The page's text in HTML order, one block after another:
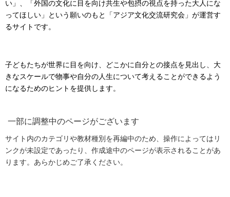
い」、「外国の文化に目を向け共生や包摂の視点を持った大人にな
ってほしい」という願いのもと「アジア文化交流研究会」が運営す
るサイトです。
子どもたちが世界に目を向け、どこかに自分との接点を見出し、大
きなスケールで物事や自分の人生について考えることができるよう
になるためのヒントを提供します。
一部に調整中のページがございます
サイト内のカテゴリや教材種別を再編中のため、操作によってはリ
ンクが未設定であったり、作成途中のページが表示されることがあ
ります。あらかじめご了承ください。